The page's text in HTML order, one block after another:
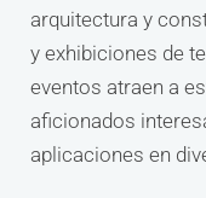
arquitectura y
y exhibiciones de
eventos atraen a
aficionados
aplicaciones en